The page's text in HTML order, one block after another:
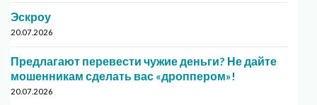
Эскроу
20.07.2026
Предлагают перевести чужие деньги? Не дайте
мошенникам сделать вас «дроппером»!
20.07.2026